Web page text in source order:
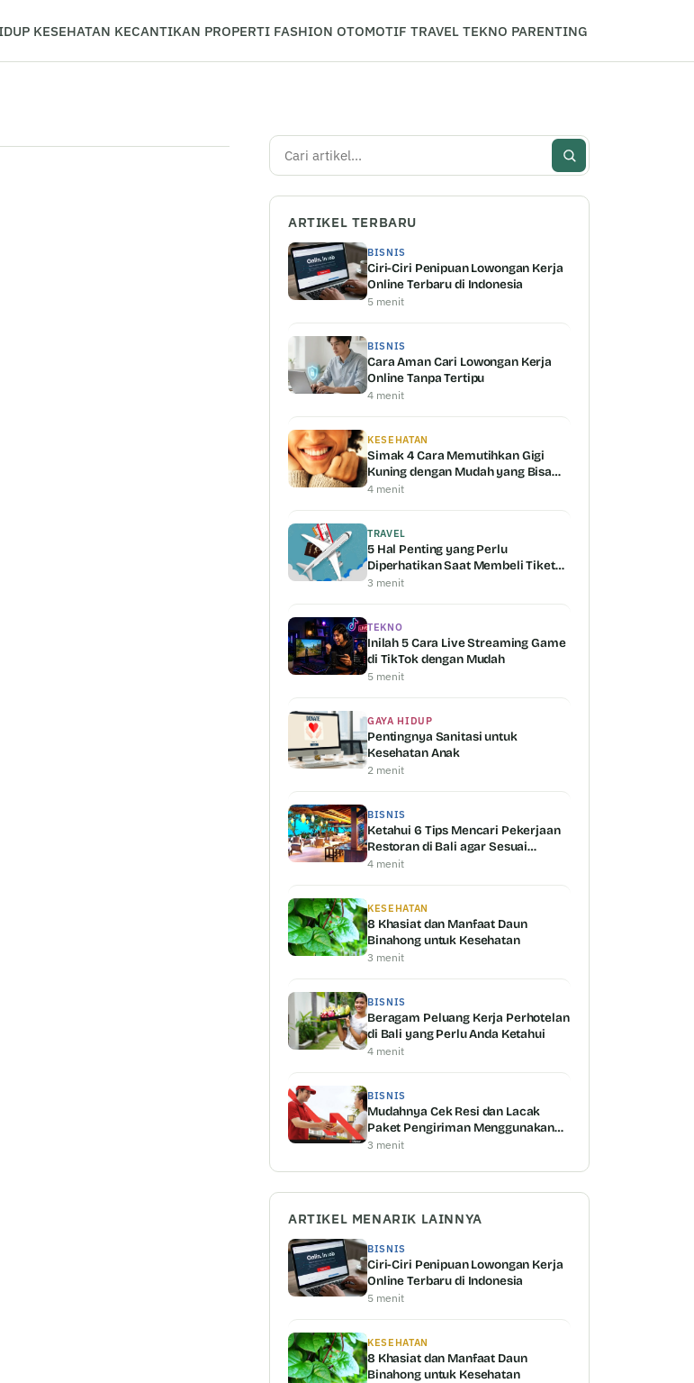
KESEHATAN KECANTIKAN PROPERTI FASHION OTOMOTIF TRAVEL TEKNO PARENTING
Cari
ARTIKEL TERBARU
BISNIS
Ciri-Ciri Penipuan Lowongan Kerja
Online Terbaru di Indonesia
5 menit
BISNIS
Cara Aman Cari Lowongan Kerja
Online Tanpa Tertipu
4 menit
KESEHATAN
Simak 4 Cara Memutihkan Gigi
Kuning dengan Mudah yang Bisa
Kamu Coba
4 menit
TRAVEL
5 Hal Penting yang Perlu
Diperhatikan Saat Membeli Tiket
Pesawat
3 menit
TEKNO
Inilah 5 Cara Live Streaming Game
di TikTok dengan Mudah
5 menit
GAYA HIDUP
Pentingnya Sanitasi untuk
Kesehatan Anak
2 menit
BISNIS
Ketahui 6 Tips Mencari Pekerjaan
Restoran di Bali agar Sesuai
dengan Kemampuan Anda
4 menit
KESEHATAN
8 Khasiat dan Manfaat Daun
Binahong untuk Kesehatan
3 menit
BISNIS
Beragam Peluang Kerja Perhotelan
di Bali yang Perlu Anda Ketahui
4 menit
BISNIS
Mudahnya Cek Resi dan Lacak
Paket Pengiriman Menggunakan
Shipper Serta Keunggulannya
3 menit
ARTIKEL MENARIK LAINNYA
BISNIS
Ciri-Ciri Penipuan Lowongan Kerja
Online Terbaru di Indonesia
5 menit
KESEHATAN
8 Khasiat dan Manfaat Daun
Binahong untuk Kesehatan